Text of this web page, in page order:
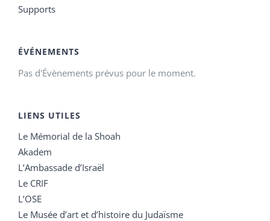
Supports
ÉVÉNEMENTS
Pas d'Évènements prévus pour le moment.
LIENS UTILES
Le Mémorial de la Shoah
Akadem
L’Ambassade d’Israël
Le CRIF
L’OSE
Le Musée d’art et d’histoire du Judaïsme